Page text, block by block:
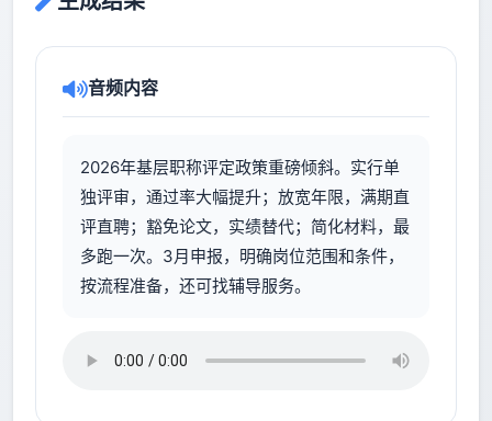
音频内容
2026年基层职称评定政策重磅倾斜。实行单
独评审，通过率大幅提升；放宽年限，满期直
评直聘；豁免论文，实绩替代；简化材料，最
多跑一次。3月申报，明确岗位范围和条件，
按流程准备，还可找辅导服务。